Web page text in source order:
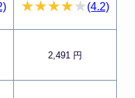
(4.2)
2,491 円